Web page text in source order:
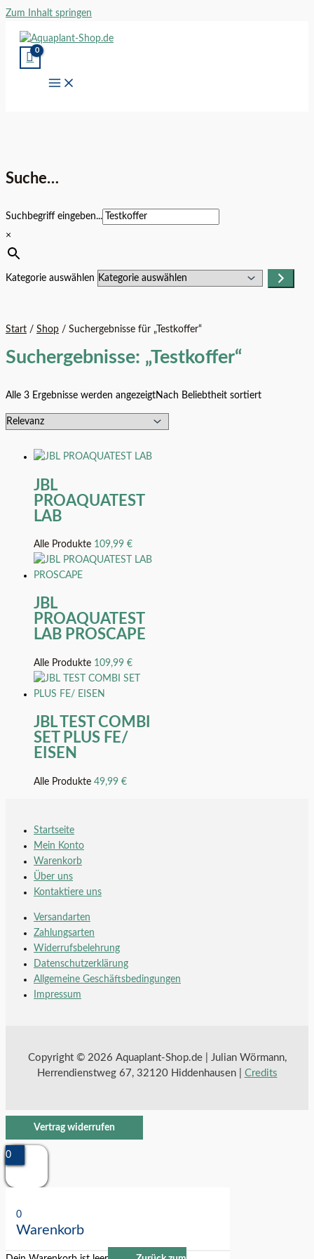
Zum Inhalt springen
Suche…
Suchbegriff eingeben...
×
Kategorie auswählen
Start / Shop / Suchergebnisse für „Testkoffer“
Suchergebnisse: „Testkoffer“
Alle 3 Ergebnisse werden angezeigtNach Beliebtheit sortiert
JBL
PROAQUATEST
LAB
Alle Produkte 109,99 €
JBL
PROAQUATEST
LAB PROSCAPE
Alle Produkte 109,99 €
JBL TEST COMBI
SET PLUS FE/
EISEN
Alle Produkte 49,99 €
Startseite
Mein Konto
Warenkorb
Über uns
Kontaktiere uns
Versandarten
Zahlungsarten
Widerrufsbelehrung
Datenschutzerklärung
Allgemeine Geschäftsbedingungen
Impressum
Copyright © 2026 Aquaplant-Shop.de | Julian Wörmann,
Herrendienstweg 67, 32120 Hiddenhausen | Credits
Vertrag widerrufen
0
0
Warenkorb